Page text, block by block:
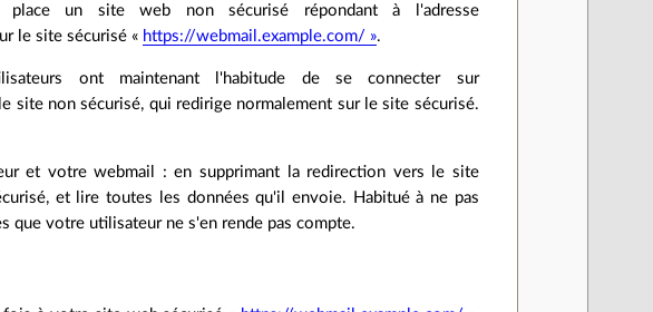
un site web non sécurisé répondant à l'adresse
le site sécurisé « https://webmail.example.com/ ».
ont maintenant l'habitude de se connecter sur
site non sécurisé, qui redirige normalement sur le site sécurisé.
et votre webmail : en supprimant la redirection vers le site
et lire toutes les données qu'il envoie. Habitué à ne pas
que votre utilisateur ne s'en rende pas compte.